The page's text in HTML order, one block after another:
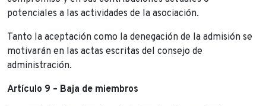
potenciales a las actividades de la asociación.
Tanto la aceptación como la denegación de la admisión se
motivarán en las actas escritas del consejo de
administración.
Artículo 9 – Baja de miembros